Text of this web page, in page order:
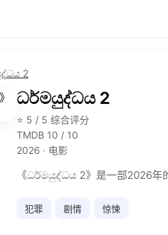
2
ධර්මයුද්ධය 2
⭐ 5 / 5 综合评分
TMDB 10 / 10
2026 · 电影
《ධර්මයුද්ධය 2》是一部2026年
犯罪 剧情 惊悚